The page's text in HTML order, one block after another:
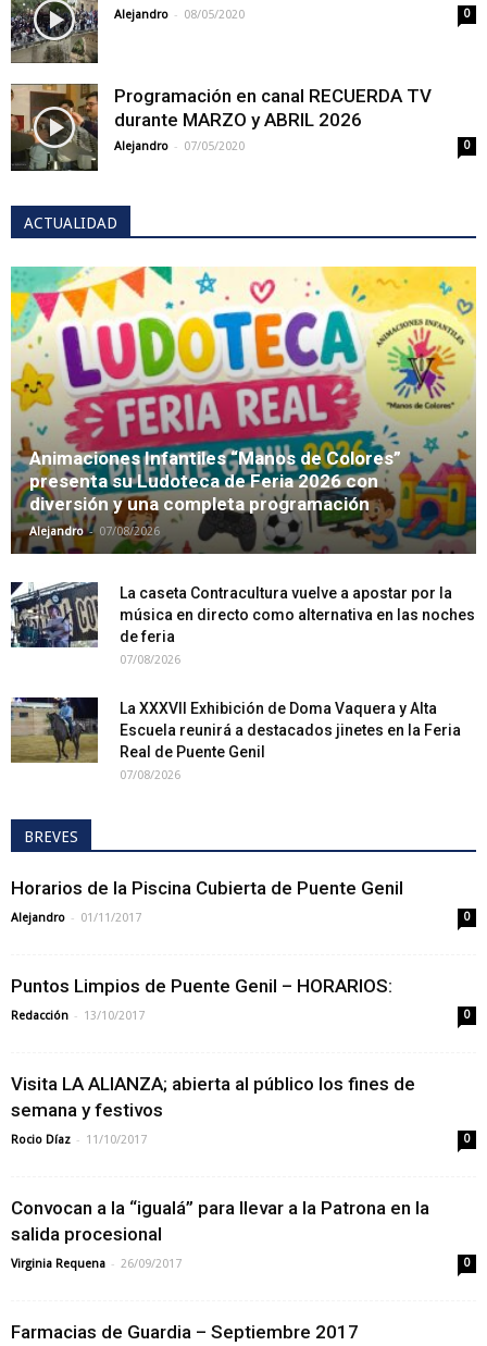
Alejandro - 08/05/2020 0
Programación en canal RECUERDA TV
durante MARZO y ABRIL 2026
Alejandro - 07/05/2020 0
ACTUALIDAD
Animaciones Infantiles “Manos de Colores”
presenta su Ludoteca de Feria 2026 con
diversión y una completa programación
Alejandro - 07/08/2026
La caseta Contracultura vuelve a apostar por la
música en directo como alternativa en las noches
de feria
07/08/2026
La XXXVII Exhibición de Doma Vaquera y Alta
Escuela reunirá a destacados jinetes en la Feria
Real de Puente Genil
07/08/2026
BREVES
Horarios de la Piscina Cubierta de Puente Genil
Alejandro - 01/11/2017 0
Puntos Limpios de Puente Genil – HORARIOS:
Redacción - 13/10/2017 0
Visita LA ALIANZA; abierta al público los fines de
semana y festivos
Rocio Díaz - 11/10/2017 0
Convocan a la “igualá” para llevar a la Patrona en la
salida procesional
Virginia Requena - 26/09/2017 0
Farmacias de Guardia – Septiembre 2017